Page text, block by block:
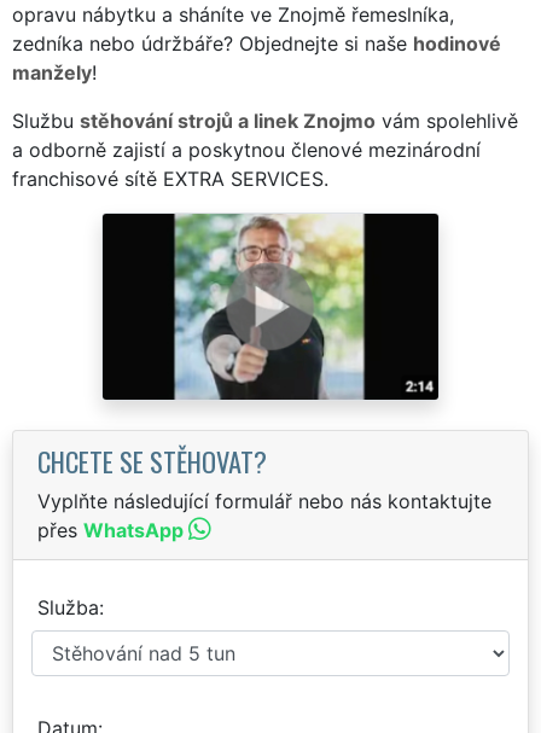
opravu nábytku a sháníte ve Znojmě řemeslníka,
zedníka nebo údržbáře? Objednejte si naše hodinové
manžely!
Službu stěhování strojů a linek Znojmo vám spolehlivě
a odborně zajistí a poskytnou členové mezinárodní
franchisové sítě EXTRA SERVICES.
CHCETE SE STĚHOVAT?
Vyplňte následující formulář nebo nás kontaktujte
přes WhatsApp
Služba
Datum